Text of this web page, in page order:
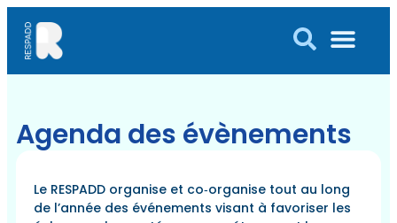
Agenda des évènements
Le RESPADD organise et co‑organise tout au long
de l’année des événements visant à favoriser les